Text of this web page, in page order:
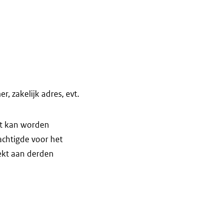
zakelijk adres, evt.
kan worden
voor het
aan derden